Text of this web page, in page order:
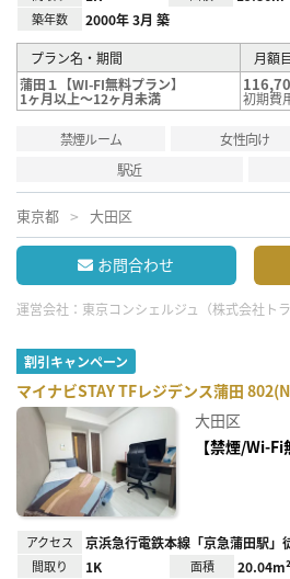
築年数 2000年 3月 築
プラン名・期間
月額
蒲田１【WI-FI無料プラン】
1ヶ月以上～12ヶ月未満 初期費
禁煙ルーム 女性向け
駅近
東京都 大田区
お問合わせ
運営会社： 東京コンシェルジュ（株式会社ト
割引キャンペーン
マイナビSTAY TFレジデンス蒲田
大田区
【禁煙/Wi-Fi
アクセス 京浜急行電鉄本線「京急蒲田駅」
間取り 1K 面積 20.04m²